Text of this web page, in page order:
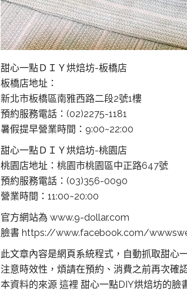
甜心一點ＤＩＹ烘焙坊-板橋店
板橋店地址：
新北市板橋區南雅西路二段2號1樓
預約服務電話：(02)2275-1181
暑假提早營業時間：9:00~22:00
甜心一點ＤＩＹ烘焙坊-桃園店
桃園店地址： 桃園市桃園區中正路647號
預約服務電話：(03)356-0090
營業時間：11:00~20:00
官方網站為 www.9-dollar.com
臉書 https://www.facebook.com/
此文章內容是網頁系統程式，自動抓取甜心
注意時效性，煩請在預約、消費之前再次確
本資料的來源 這裡 甜心一點DIY烘焙坊的臉